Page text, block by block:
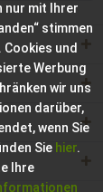
nur mit Ihrer
stimmen
und
Werbung
wir uns
darüber,
wenn Sie
Sie hier.
Ihre